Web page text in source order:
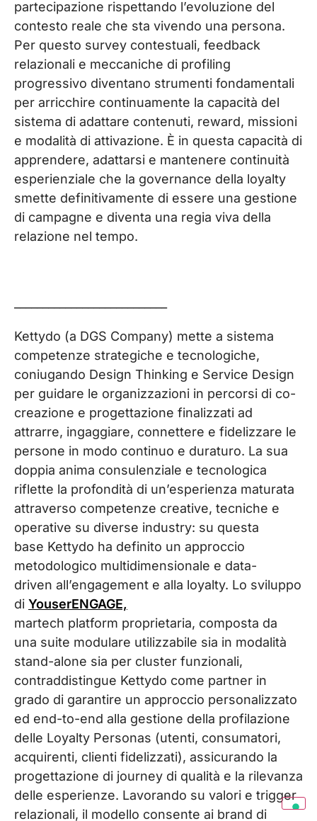
partecipazione rispettando l’evoluzione del
contesto reale che sta vivendo una persona.
Per questo survey contestuali, feedback
relazionali e meccaniche di profiling
progressivo diventano strumenti fondamentali
per arricchire continuamente la capacità del
sistema di adattare contenuti, reward, missioni
e modalità di attivazione. È in questa capacità di
apprendere, adattarsi e mantenere continuità
esperienziale che la governance della loyalty
smette definitivamente di essere una gestione
di campagne e diventa una regia viva della
relazione nel tempo.
Kettydo (a DGS Company) mette a sistema
competenze strategiche e tecnologiche,
coniugando Design Thinking e Service Design
per guidare le organizzazioni in percorsi di co-
creazione e progettazione finalizzati ad
attrarre, ingaggiare, connettere e fidelizzare le
persone in modo continuo e duraturo. La sua
doppia anima consulenziale e tecnologica
riflette la profondità di un’esperienza maturata
attraverso competenze creative, tecniche e
operative su diverse industry: su questa
base Kettydo ha definito un approccio
metodologico multidimensionale e data-
driven all’engagement e alla loyalty. Lo sviluppo
di YouserENGAGE,
martech platform proprietaria, composta da
una suite modulare utilizzabile sia in modalità
stand-alone sia per cluster funzionali,
contraddistingue Kettydo come partner in
grado di garantire un approccio personalizzato
ed end-to-end alla gestione della profilazione
delle Loyalty Personas (utenti, consumatori,
acquirenti, clienti fidelizzati), assicurando la
progettazione di journey di qualità e la rilevanza
delle esperienze. Lavorando su valori e trigger
relazionali, il modello consente ai brand di